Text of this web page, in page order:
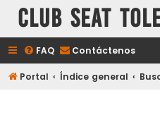
Club Seat
FAQ Contáctenos
Portal Índice general